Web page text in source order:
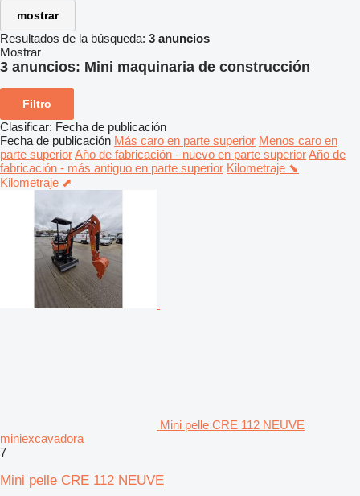
mostrar
Resultados de la búsqueda: 3 anuncios
Mostrar
3 anuncios: Mini maquinaria de construcción
Filtro
Clasificar: Fecha de publicación
Fecha de publicación Más caro en parte superior Menos caro en
parte superiorAño de fabricación - nuevo en parte superiorAño de
fabricación - más antiguo en parte superior Kilometraje ⬊
Kilometraje ⬈
Mini pelle CRE 112 NEUVE
miniexcavadora
7
Mini pelle CRE 112 NEUVE